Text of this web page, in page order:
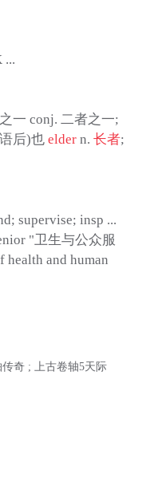
...
一 conj. 二者之一;
后)也 eldern. 长者;
supervise; insp ...
"卫生与公众服
health and human
奇 ; 上古卷轴5天际